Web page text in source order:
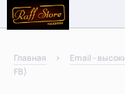
Главная Email -
FB)